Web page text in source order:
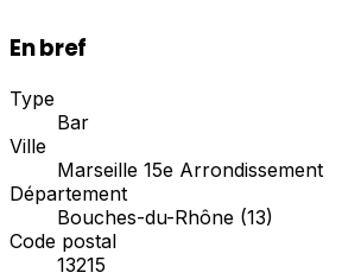
En bref
Type
Bar
Ville
Marseille 15e Arrondissement
Département
Bouches-du-Rhône (13)
Code postal
13215